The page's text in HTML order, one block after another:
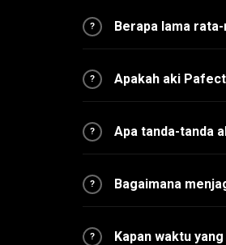
? Berapa lama
? Apakah aki
? Apa tanda-tanda
? Bagaimana
? Kapan waktu